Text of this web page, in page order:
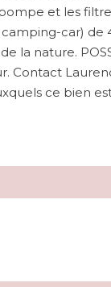
et les
car)
la nature.
Contact
ce bien